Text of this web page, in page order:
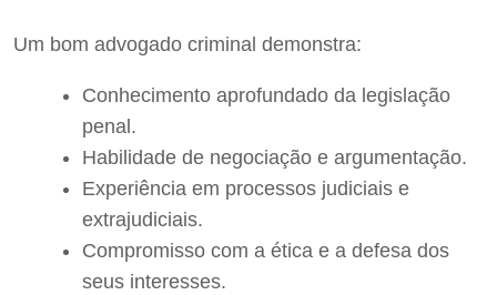
Um bom advogado criminal demonstra:
Conhecimento aprofundado da legislação
penal.
Habilidade de negociação e argumentação.
Experiência em processos judiciais e
extrajudiciais.
Compromisso com a ética e a defesa dos
seus interesses.